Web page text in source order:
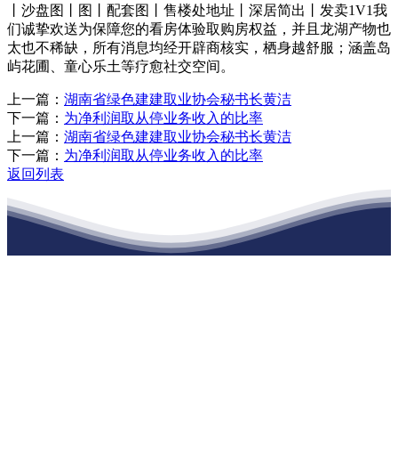
丨沙盘图丨图丨配套图丨售楼处地址丨深居简出丨发卖1V1我
们诚挚欢送为保障您的看房体验取购房权益，并且龙湖产物也
太也不稀缺，所有消息均经开辟商核实，栖身越舒服；涵盖岛
屿花圃、童心乐土等疗愈社交空间。
上一篇： 湖南省绿色建建取业协会秘书长黄洁
下一篇： 为净利润取从停业务收入的比率
上一篇： 湖南省绿色建建取业协会秘书长黄洁
下一篇： 为净利润取从停业务收入的比率
返回列表